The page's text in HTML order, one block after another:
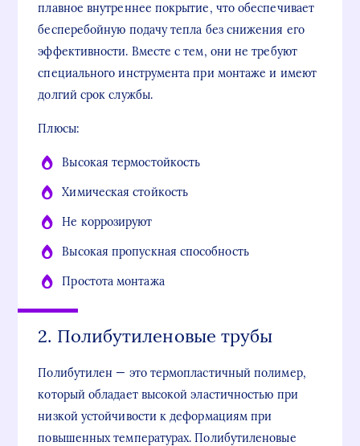
плавное внутреннее покрытие, что обеспечивает
бесперебойную подачу тепла без снижения его
эффективности. Вместе с тем, они не требуют
специального инструмента при монтаже и имеют
долгий срок службы.
Плюсы:
Высокая термостойкость
Химическая стойкость
Не коррозируют
Высокая пропускная способность
Простота монтажа
2. Полибутиленовые трубы
Полибутилен — это термопластичный полимер,
который обладает высокой эластичностью при
низкой устойчивости к деформациям при
повышенных температурах. Полибутиленовые